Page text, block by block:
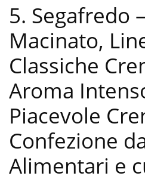
5. Segafredo
Macinato,
Classiche
Aroma
Piacevole
Confezione
Alimentari e